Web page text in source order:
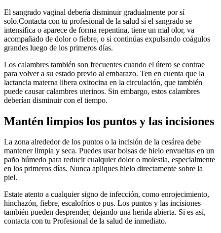
El sangrado vaginal debería disminuir gradualmente por sí
solo.Contacta con tu profesional de la salud si el sangrado se
intensifica o aparece de forma repentina, tiene un mal olor, va
acompañado de dolor o fiebre, o si continúas expulsando coágulos
grandes luego de los primeros días.
Los calambres también son frecuentes cuando el útero se contrae
para volver a su estado previo al embarazo. Ten en cuenta que la
lactancia materna libera oxitocina en la circulación, que también
puede causar calambres uterinos. Sin embargo, estos calambres
deberían disminuir con el tiempo.
Mantén limpios los puntos y las incisiones
La zona alrededor de los puntos o la incisión de la cesárea debe
mantener limpia y seca. Puedes usar bolsas de hielo envueltas en un
paño húmedo para reducir cualquier dolor o molestia, especialmente
en los primeros días. Nunca apliques hielo directamente sobre la
piel.
Estate atento a cualquier signo de infección, como enrojecimiento,
hinchazón, fiebre, escalofríos o pus. Los puntos y las incisiones
también pueden desprender, dejando una herida abierta. Si es así,
contacta con tu Profesional de la salud de inmediato.